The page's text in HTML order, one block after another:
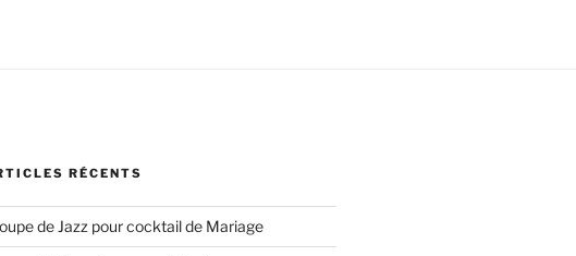
RÉCENTS
de Jazz pour cocktail de Mariage